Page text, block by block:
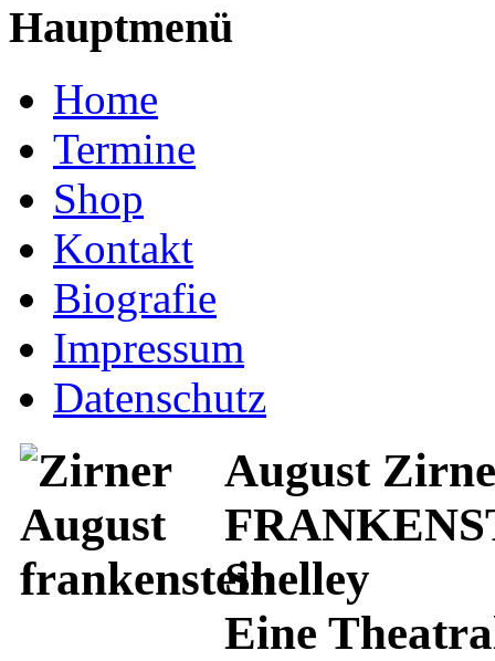
Hauptmenü
Home
Termine
Shop
Kontakt
Biografie
Impressum
Datenschutz
August
Shelley
Eine